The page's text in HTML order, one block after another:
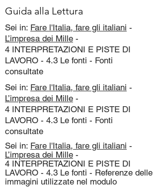
Guida alla Lettura
Sei in: Fare l'Italia, fare gli italiani -
L’impresa dei Mille -
4 INTERPRETAZIONI E PISTE DI
LAVORO - 4.3 Le fonti - Fonti
consultate
Sei in: Fare l'Italia, fare gli italiani -
L’impresa dei Mille -
4 INTERPRETAZIONI E PISTE DI
LAVORO - 4.3 Le fonti - Fonti
consultate
Sei in: Fare l'Italia, fare gli italiani -
L’impresa dei Mille -
4 INTERPRETAZIONI E PISTE DI
LAVORO - 4.3 Le fonti - Referenze delle
immagini utilizzate nel modulo